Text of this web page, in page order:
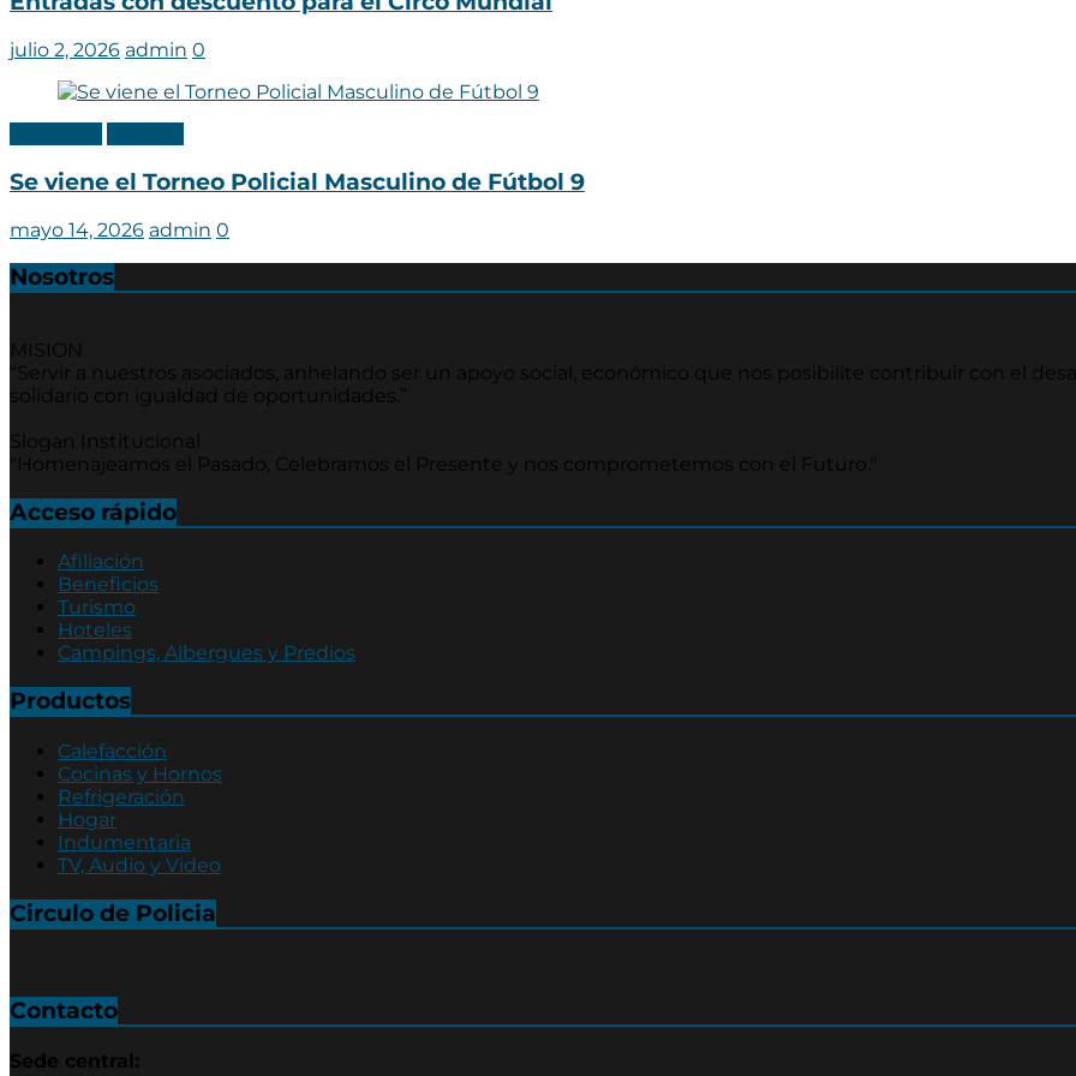
julio 2, 2026 admin 0
Se viene el Torneo Policial Masculino de Fútbol 9
mayo 14, 2026 admin 0
Nosotros
MISION
“Servir a nuestros asociados, anhelando ser un apoyo social, económico que nos posibilite contribuir con el
solidario con igualdad de oportunidades.”
Slogan Institucional
"Homenajeamos el Pasado, Celebramos el Presente y nos comprometemos con el Futuro."
Acceso rápido
Afiliación
Beneficios
Turismo
Hoteles
Campings, Albergues y Predios
Productos
Calefacción
Cocinas y Hornos
Refrigeración
Hogar
Indumentaria
TV, Audio y Video
Circulo de Policia
Contacto
Sede central: